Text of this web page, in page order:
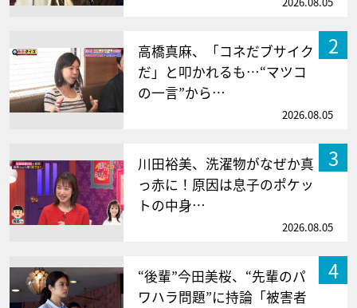
2
高橋真麻、「コネだブサイク
だ」と叩かれるも…“マツコ
の一言”から…
2026.08.05
3
川田裕美、洗濯物がなぜか真
っ赤に！原因は息子のポケッ
トの中身…
2026.08.05
4
“後輩”今田美桜、“先輩のパ
ワハラ問題”に持論「被害者